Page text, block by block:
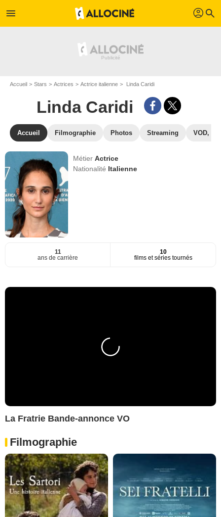
menu profil search
Accueil Stars Actrices Actrice italienne Linda Caridi
Linda Caridi
Accueil Filmographie Photos Streaming VOD,
MétierActrice
Nationalité Italienne
11
ans de carrière
10
films et séries tournés
La Fratrie Bande-annonce VO
Filmographie